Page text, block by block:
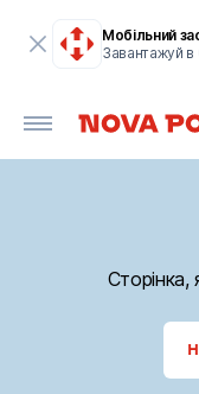
Мобільний
Завантажуй
Сторінка,